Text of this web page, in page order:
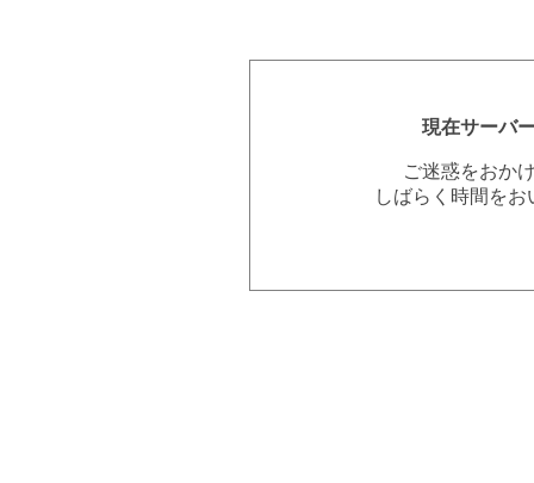
現在サーバ
ご迷惑をおか
しばらく時間を